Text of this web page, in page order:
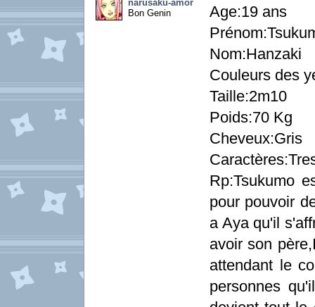
narusaku-amor
Bon Genin
Age:19 ans
Nom:Hanzaki
Couleurs des
Taille:2m10
Poids:70 Kg
Cheveux:Gris
Rp:Tsukumo
pour pouvoir
a Aya qu'il
avoir son
attendant le
personnes